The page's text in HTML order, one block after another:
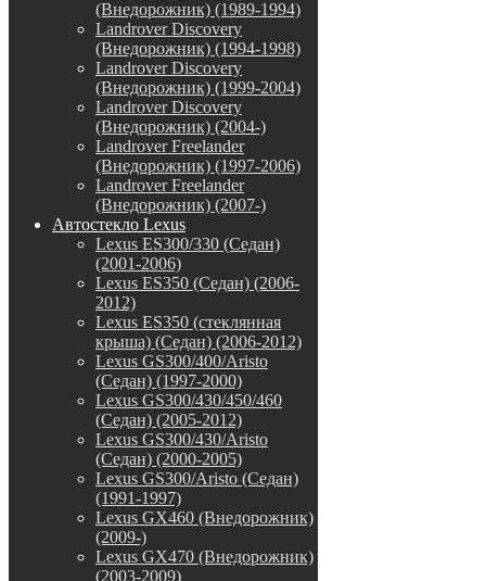
(Внедорожник) (1989-1994)
Landrover Discovery
(Внедорожник) (1994-1998)
Landrover Discovery
(Внедорожник) (1999-2004)
Landrover Discovery
(Внедорожник) (2004-)
Landrover Freelander
(Внедорожник) (1997-2006)
Landrover Freelander
(Внедорожник) (2007-)
Автостекло Lexus
Lexus ES300/330 (Седан)
(2001-2006)
Lexus ES350 (Седан) (2006-
2012)
Lexus ES350 (стеклянная
крыша) (Седан) (2006-2012)
Lexus GS300/400/Aristo
(Седан) (1997-2000)
Lexus GS300/430/450/460
(Седан) (2005-2012)
Lexus GS300/430/Aristo
(Седан) (2000-2005)
Lexus GS300/Aristo (Седан)
(1991-1997)
Lexus GX460 (Внедорожник)
(2009-)
Lexus GX470 (Внедорожник)
(2003-2009)